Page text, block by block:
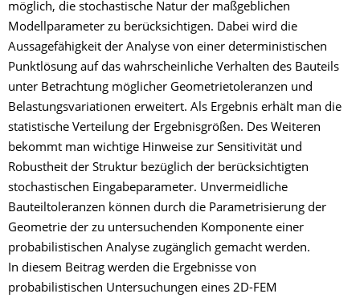
möglich, die stochastische Natur der maßgeblichen
Modellparameter zu berücksichtigen. Dabei wird die
Aussagefähigkeit der Analyse von einer deterministischen
Punktlösung auf das wahrscheinliche Verhalten des Bauteils
unter Betrachtung möglicher Geometrietoleranzen und
Belastungsvariationen erweitert. Als Ergebnis erhält man die
statistische Verteilung der Ergebnisgrößen. Des Weiteren
bekommt man wichtige Hinweise zur Sensitivität und
Robustheit der Struktur bezüglich der berücksichtigten
stochastischen Eingabeparameter. Unvermeidliche
Bauteiltoleranzen können durch die Parametrisierung der
Geometrie der zu untersuchenden Komponente einer
probabilistischen Analyse zugänglich gemacht werden.
In diesem Beitrag werden die Ergebnisse von
probabilistischen Untersuchungen eines 2D-FEM